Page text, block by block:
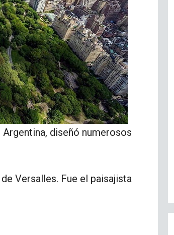
diseñó numerosos
Versalles. Fue el paisajista